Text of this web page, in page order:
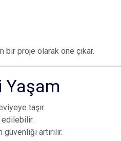
proje olarak öne çıkar.
Yaşam
taşır.
edilebilir.
artırılır.